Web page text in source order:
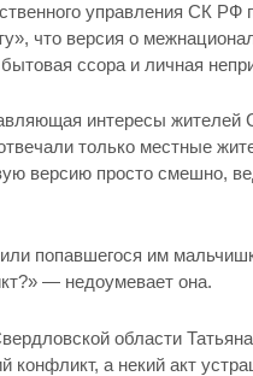
управления СК РФ
что версия о
ссора и личная
интересы жителей
только местные
версию просто смешно,
попавшегося им
— недоумевает она.
области
конфликт, а некий акт